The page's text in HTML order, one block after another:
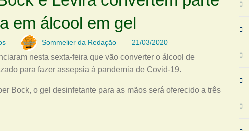
em álcool em gel
Sommelier da Redação 21/03/2020
nesta sexta-feira que vão converter o álcool de
para fazer assepsia à pandemia de Covid-19.
Bock, o gel desinfetante para as mãos será oferecido a três